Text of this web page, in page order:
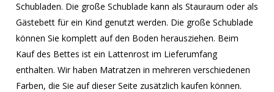
Schubladen. Die große Schublade kann als Stauraum oder als
Gästebett für ein Kind genutzt werden. Die große Schublade
können Sie komplett auf den Boden herausziehen. Beim
Kauf des Bettes ist ein Lattenrost im Lieferumfang
enthalten. Wir haben Matratzen in mehreren verschiedenen
Farben, die Sie auf dieser Seite zusätzlich kaufen können.